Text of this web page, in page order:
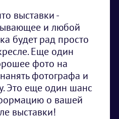
выставки -
и любой
будет рад просто
Еще один
фото на
фотографа и
Это еще один шанс
о вашей
выставки!